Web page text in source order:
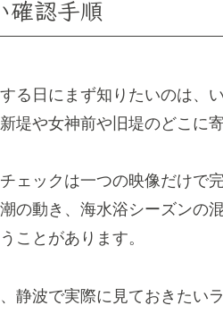
確認手順
る日にまず知りたいのは、
堤や女神前や旧堤のどこに
ェックは一つの映像だけで
の動き、海水浴シーズンの
ことがあります。
静波で実際に見ておきたい